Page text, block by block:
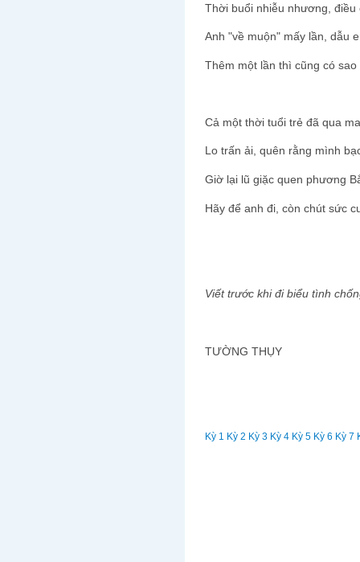
Thời buổi nhiễu nhương,
Anh "về muộn" mấy lần, dẫu
Thêm một lần thì cũng có sao
Cả một thời tuổi trẻ đã qua
Lo trấn ải, quên rằng mình
Giờ lại lũ giặc quen phương
Hãy để anh đi, còn chút sức
Viết trước khi đi biểu tình
TƯỜNG THỤY
Kỳ 1 Kỳ 2 Kỳ 3 Kỳ 4 Kỳ 5 Kỳ 6 Kỳ 7